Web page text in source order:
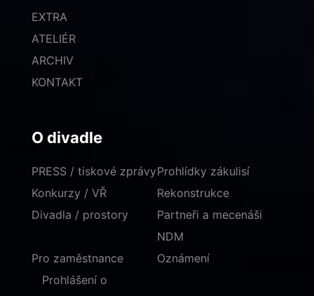
EXTRA
ATELIÉR
ARCHIV
KONTAKT
O divadle
PRESS / tiskové zprávy
Konkurzy / VŘ
Divadla / prostory
Prohlídky zákulisí
Rekonstrukce
Partneři a mecenáši
NDM
Pro zaměstnance
Oznámení
Prohlášení o